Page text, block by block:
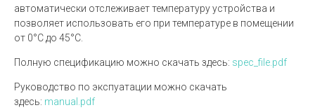
автоматически отслеживает температуру устройства и
позволяет использовать его при температуре в помещении
от 0°C до 45°C.
Полную спецификацию можно скачать здесь: spec_file.pdf
Руководство по экспуатации можно скачать
здесь: manual.pdf